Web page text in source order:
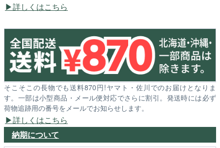
詳しくはこちら
そこそこの長物でも送料870円!ヤマト・佐川でのお届けとなりま
す。一部は小型商品・メール便対応でさらに割引。発送時には必ず
荷物追跡用の番号をメールでお知らせします。
詳しくはこちら
納期について